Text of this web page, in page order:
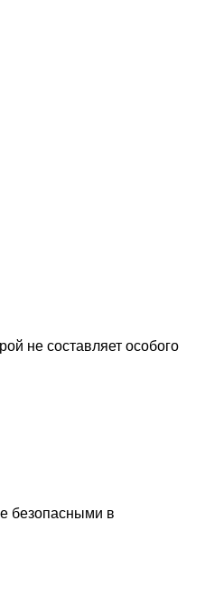
не составляет особого
безопасными в